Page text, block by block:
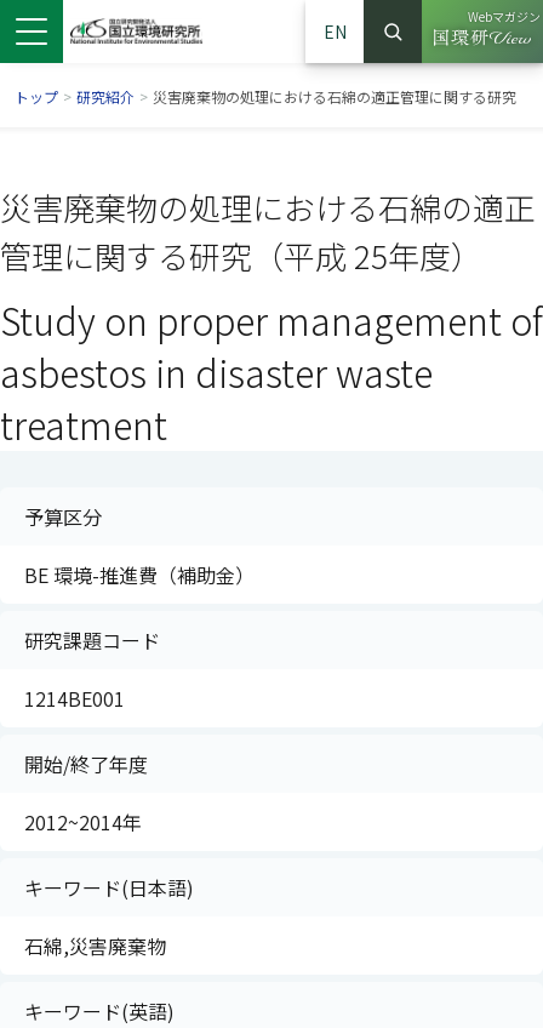
ドウで開きます）
ンドウで開きます）
ウインドウで開きます）
EN
サイト内検索
検索
Webマガジン
（別ウイ
トップ > 研究紹介 > 災害廃棄物の処理における石綿の適正管理に関する研究
災害廃棄物の処理における石綿の適正
管理に関する研究（平成 25年度）
Study on proper management of
asbestos in disaster waste
treatment
予算区分
BE 環境-推進費（補助金）
研究課題コード
1214BE001
開始/終了年度
2012~2014年
キーワード(日本語)
石綿,災害廃棄物
キーワード(英語)